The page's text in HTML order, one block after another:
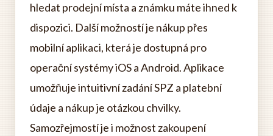
hledat prodejní místa a známku máte ihned k
dispozici. Další možností je nákup přes
mobilní aplikaci, která je dostupná pro
operační systémy iOS a Android. Aplikace
umožňuje intuitivní zadání SPZ a platební
údaje a nákup je otázkou chvilky.
Samozřejmostí je i možnost zakoupení